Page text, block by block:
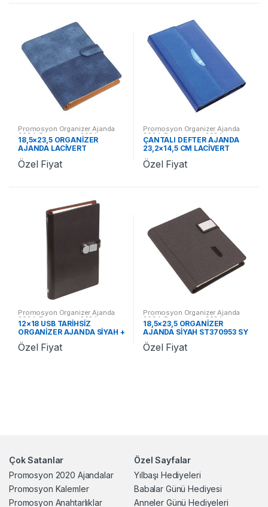
Promosyon Organizer Ajanda
2024 ,Promosyon 2024
Ajandalar
18,5×23,5 ORGANİZER
AJANDA LACİVERT
ST370004 LC
Özel Fiyat
Promosyon Organizer Ajanda
2024,Promosyon 2024
Ajandalar
ÇANTALI DEFTER AJANDA
23,2×14,5 CM LACİVERT
ST370478 LC
Özel Fiyat
Promosyon Organizer Ajanda
2024,Promosyon 2024
Ajandalar
12×18 USB TARİHSİZ
ORGANİZER AJANDA SİYAH +
USB ST370635 SY
Özel Fiyat
Promosyon Organizer Ajanda
2024 ,Promosyon 2024
Ajandalar
18,5×23,5 ORGANİZER
AJANDA SİYAH ST370953 SY
Özel Fiyat
Çok Satanlar
Promosyon 2020 Ajandalar
Promosyon Kalemler
Promosyon Anahtarlıklar
Özel Sayfalar
Yılbaşı Hediyeleri
Babalar Günü Hediyesi
Anneler Günü Hediyeleri